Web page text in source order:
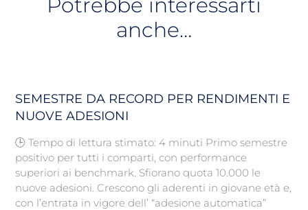
anche…
SEMESTRE DA RECORD PER RENDIMENTI E
NUOVE ADESIONI
🕒 Tempo di lettura stimato: 4 minuti Primo semestre
positivo per tutti i comparti, con performance
superiori ai benchmark. Sfiorano quota 10.000 le
nuove adesioni. Crescono gli aderenti in giovane età e,
con l’entrata in vigore dell’ “adesione automatica”